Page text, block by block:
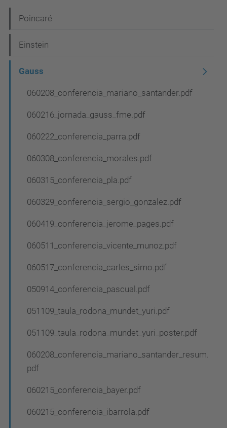
a
v
Poincaré
Einstein
Gauss
060208_conferencia_mariano_santander.pdf
060216_jornada_gauss_fme.pdf
060222_conferencia_parra.pdf
060308_conferencia_morales.pdf
060315_conferencia_pla.pdf
060329_conferencia_sergio_gonzalez.pdf
060419_conferencia_jerome_pages.pdf
060511_conferencia_vicente_munoz.pdf
060517_conferencia_carles_simo.pdf
050914_conferencia_pascual.pdf
051109_taula_rodona_mundet_yuri.pdf
051109_taula_rodona_mundet_yuri_poster.pdf
060208_conferencia_mariano_santander_resum.
pdf
060215_conferencia_bayer.pdf
060215_conferencia_ibarrola.pdf